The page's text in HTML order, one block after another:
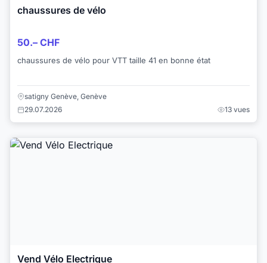
chaussures de vélo
50.– CHF
chaussures de vélo pour VTT taille 41 en bonne état
satigny Genève, Genève
29.07.2026
13 vues
Vend Vélo Electrique